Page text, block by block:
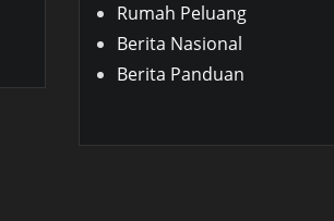
Rumah Peluang
Berita Nasional
Berita Panduan